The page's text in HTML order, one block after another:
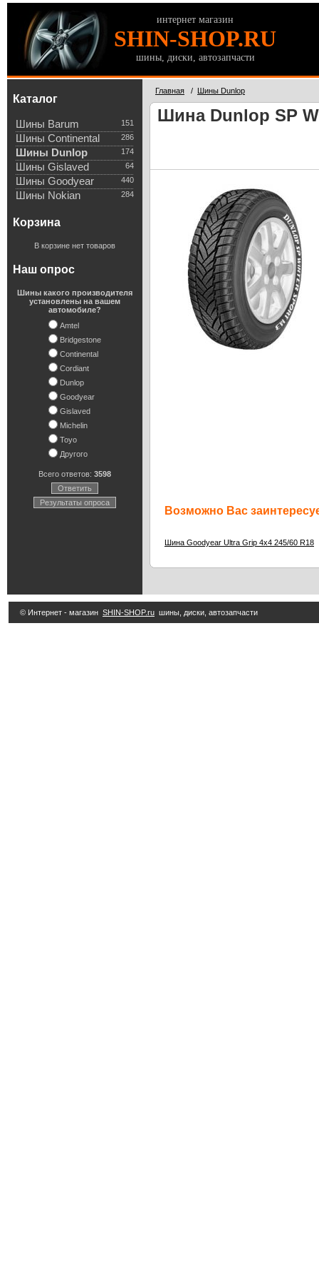
интернет магазин
SHIN-SHOP.RU
шины, диски, автозапчасти
Каталог
151
Шины Barum
286
Шины Continental
174
Шины Dunlop
64
Шины Gislaved
440
Шины Goodyear
284
Шины Nokian
Корзина
В корзине нет товаров
Наш опрос
Шины какого производителя
установлены на вашем
автомобиле?
Amtel
Bridgestone
Continental
Cordiant
Dunlop
Goodyear
Gislaved
Michelin
Toyo
Другого
Всего ответов: 3598
Ответить
Результаты опроса
Главная / Шины Dunlop
Шина Dunlop SP
Возможно Вас
Шина Goodyear Ultra Grip 4x4 245/60 R18
© Интернет - магазин SHIN-SHOP.ru шины, диски, автозапчасти